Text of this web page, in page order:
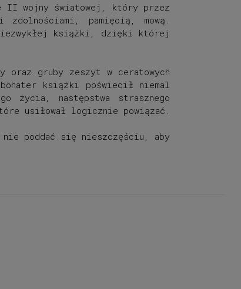
II wojny światowej, który przez
pamięcią, mową.
niezwykłej książki, dzięki której
oraz gruby zeszyt w ceratowych
książki poświecił niemal
życia, następstwa strasznego
usiłował logicznie powiązać.
poddać się nieszczęściu, aby